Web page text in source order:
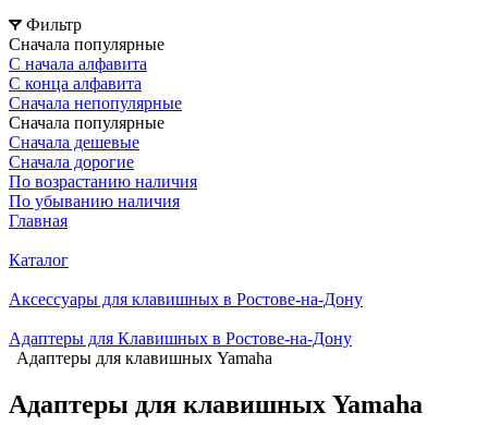
Фильтр
Сначала популярные
С начала алфавита
С конца алфавита
Сначала непопулярные
Сначала популярные
Сначала дешевые
Сначала дорогие
По возрастанию наличия
По убыванию наличия
Главная
Каталог
Аксессуары для клавишных в Ростове-на-Дону
Адаптеры для Клавишных в Ростове-на-Дону
Адаптеры для клавишных Yamaha
Адаптеры для клавишных Yamaha